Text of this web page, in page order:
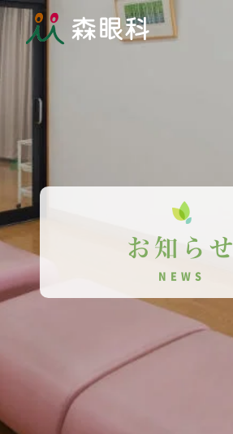
お知らせ
NEWS